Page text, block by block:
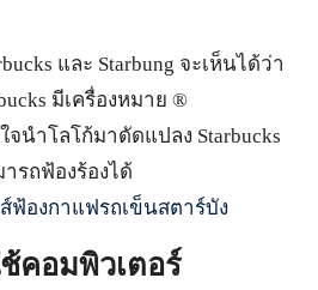
และ Starbung จะเห็นได้ว่า
มีเครื่องหมาย ®
นำโลโก้มาดัดแปลง Starbucks
ารถฟ้องร้องได้
ฟ้องกาแฟรถเข็นสตาร์บัง
คอมพิวเตอร์